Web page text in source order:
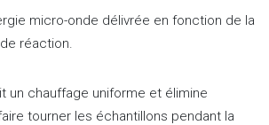
micro-onde délivrée en fonction de la
réaction.
un chauffage uniforme et élimine
tourner les échantillons pendant la